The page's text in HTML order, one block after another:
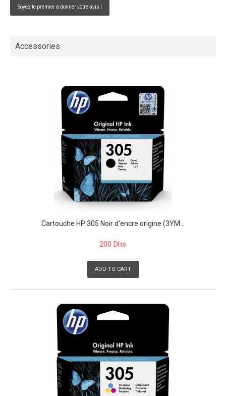
Soyez le premier à donner votre avis !
Accessories
Cartouche HP 305 Noir d'encre origine (3YM...
200 Dhs
ADD TO CART